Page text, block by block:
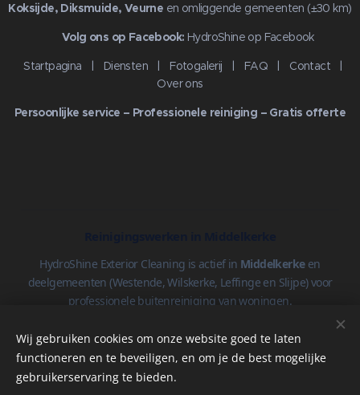
Koksijde, Diksmuide, Veurne en omliggende gemeenten (±30 km)
🔗Volg ons op Facebook: HydroShine op Facebook
Startpagina
| Diensten | Fotogalerij | FAQ | Contact
|
Over ons
Persoonlijke service – Professionele reiniging – Gratis offerte
HydroShine Exterior Cleaning is actief in Middelkerkeen
deelgemeenten (Westende, Wilskerke, Leffinge en Slijpe) voor
professionele buitenreiniging van woningen.
Gevelreiniging
Dakreiniging Zonnepanelen reinigen
& terras
Dakgoten
Wij gebruiken cookies om onze website goed te laten
functioneren en te beveiligen, en om je de best mogelijke
gebruikerservaring te bieden.